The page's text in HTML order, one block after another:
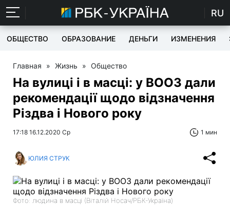
RU
ОБЩЕСТВО ОБРАЗОВАНИЕ ДЕНЬГИ ИЗМЕНЕНИЯ
Главная » Жизнь » Общество
На вулиці і в масці: у ВООЗ дали
рекомендації щодо відзначення
Різдва і Нового року
17:18 16.12.2020 Ср 1 мин
ЮЛИЯ СТРУК
Фото: людина в масці (Віталій Носач/РБК-Україна)